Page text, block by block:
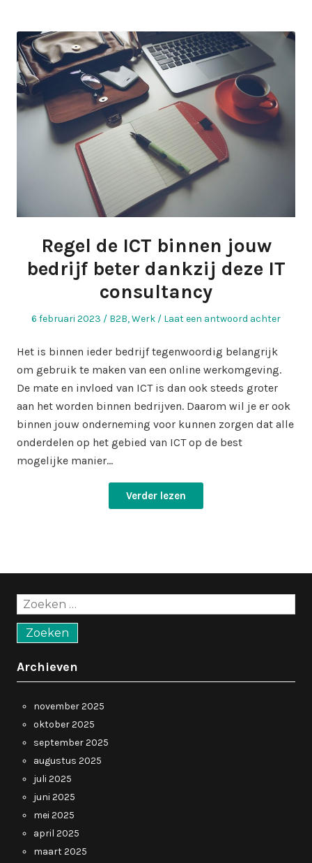
Regel de ICT binnen jouw
bedrijf beter dankzij deze IT
consultancy
Geplaatst
6 februari 2023
Geplaatst
B2B,Werk Laat een antwoord achter
Het is binnen ieder bedrijf tegenwoordig belangrijk
om gebruik te maken van een online werkomgeving.
De mate en invloed van ICT is dan ook steeds groter
aan het worden binnen bedrijven. Daarom wil je er ook
binnen jouw onderneming voor kunnen zorgen dat alle
onderdelen op het gebied van ICT op de best
mogelijke manier…
Verder lezen
Zoeken
naar:
Archieven
november 2025
oktober 2025
september 2025
augustus 2025
juli 2025
juni 2025
mei 2025
april 2025
maart 2025